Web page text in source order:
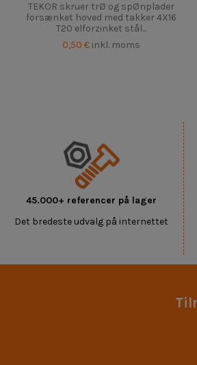
TEKOR skruer trØ og spØnplader
forsænket hoved med takker 4X16
T20 elforzinket stål...
0,50 € inkl. moms
45.000+ referencer på lager
Det bredeste udvalg på internettet